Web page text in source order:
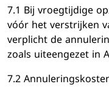
7.1 Bij vroegtijdige
vóór het verstrijken
verplicht de
zoals uiteengezet in
7.2